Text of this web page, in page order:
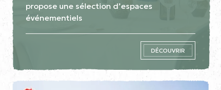
propose une sélection d’espaces
événementiels
DÉCOUVRIR